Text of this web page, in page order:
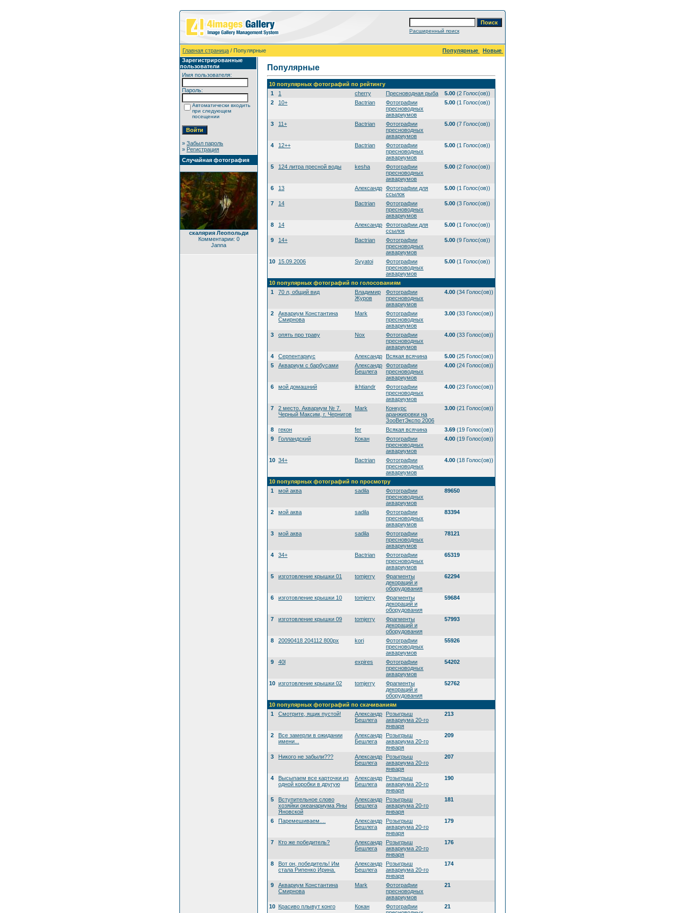
Расширенный поиск
Главная страница / Популярные Популярные
Новые
Зарегистрированные
пользователи
Имя пользователя:
Пароль:
Автоматически входить
при следующем
посещении
» Забыл пароль
» Регистрация
Случайная фотография
скалярия Леопольди
Комментарии: 0
Janna
Популярные
10 популярных фотографий по рейтингу
1
1 cherry Пресноводная рыба 5.00 (2 Голос(ов))
2
10+ Bactrian
Фотографии
пресноводных
аквариумов
5.00 (1 Голос(ов))
3 11+ Bactrian
Фотографии
пресноводных
аквариумов
5.00 (7 Голос(ов))
4 12++ Bactrian
Фотографии
пресноводных
аквариумов
5.00 (1 Голос(ов))
5 124 литра пресной воды kesha
Фотографии
пресноводных
аквариумов
5.00 (2 Голос(ов))
6 13 Александр Фотографии для
ссылок
5.00 (1 Голос(ов))
7 14 Bactrian
Фотографии
пресноводных
аквариумов
5.00 (3 Голос(ов))
8 14 Александр Фотографии для
ссылок
5.00 (1 Голос(ов))
9 14+ Bactrian
Фотографии
пресноводных
аквариумов
5.00 (9 Голос(ов))
10 15.09.2006 Svyatoi
Фотографии
пресноводных
аквариумов
5.00 (1 Голос(ов))
10 популярных фотографий по голосованиям
1
70 л, общий вид
Владимир
Журов
Фотографии
пресноводных
аквариумов
4.00 (34 Голос(ов))
2
Аквариум Константина
Смирнова
Mark
Фотографии
пресноводных
аквариумов
3.00 (33 Голос(ов))
3 опять про траву Nox
Фотографии
пресноводных
аквариумов
4.00 (33 Голос(ов))
4 Серпентариус Александр Всякая всячина 5.00 (25 Голос(ов))
5
Аквариум с барбусами
Александр
Бешлега
Фотографии
пресноводных
аквариумов
4.00 (24 Голос(ов))
6 мой домашний ikhtiandr
Фотографии
пресноводных
аквариумов
4.00 (23 Голос(ов))
7
2 место. Аквариум № 7.
Черный Максим, г. Чернигов
Mark
Конкурс
аранжировки на
ЗооВетЭкспо 2006
3.00 (21 Голос(ов))
8 гекон fer Всякая всячина 3.69 (19 Голос(ов))
9
Голландский Кокан
Фотографии
пресноводных
аквариумов
4.00 (19 Голос(ов))
10 34+ Bactrian
Фотографии
пресноводных
аквариумов
4.00 (18 Голос(ов))
10 популярных фотографий по просмотру
1
мой аква sadila
Фотографии
пресноводных
аквариумов
89650
2 мой аква sadila
Фотографии
пресноводных
аквариумов
83394
3 мой аква sadila
Фотографии
пресноводных
аквариумов
78121
4 34+ Bactrian
Фотографии
пресноводных
аквариумов
65319
5 изготовление крышки 01 tomjerry
Фрагменты
декораций и
оборудования
62294
6 изготовление крышки 10 tomjerry
Фрагменты
декораций и
оборудования
59684
7 изготовление крышки 09 tomjerry
Фрагменты
декораций и
оборудования
57993
8 20090418 204112 800px kori
Фотографии
пресноводных
аквариумов
55926
9 40l expires
Фотографии
пресноводных
аквариумов
54202
10 изготовление крышки 02 tomjerry
Фрагменты
декораций и
оборудования
52762
10 популярных фотографий по скачиваниям
1
Смотрите, ящик пустой!
Александр
Бешлега
Розыгрыш
аквариума 20-го
января
213
2
Все замерли в ожидании
имени...
Александр
Бешлега
Розыгрыш
аквариума 20-го
января
209
3 Никого не забыли???
Александр
Бешлега
Розыгрыш
аквариума 20-го
января
207
4
Высыпаем все карточки из
одной коробки в другую
Александр
Бешлега
Розыгрыш
аквариума 20-го
января
190
5
Вступительное слово
хозяйки океанариума Яны
Яновской
Александр
Бешлега
Розыгрыш
аквариума 20-го
января
181
6 Паремешиваем....
Александр
Бешлега
Розыгрыш
аквариума 20-го
января
179
7 Кто же победитель?
Александр
Бешлега
Розыгрыш
аквариума 20-го
января
176
8
Вот он, победитель! Им
стала Рипенко Ирина.
Александр
Бешлега
Розыгрыш
аквариума 20-го
января
174
9
Аквариум Константина
Смирнова
Mark
Фотографии
пресноводных
аквариумов
21
10 Красиво плывут конго Кокан
Фотографии
21